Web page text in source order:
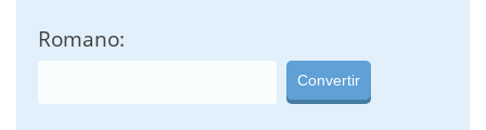
Romano:
Convertir